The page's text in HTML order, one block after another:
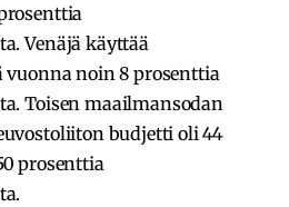
Venäjä käyttää
vuonna noin 8 prosenttia
Toisen maailmansodan
budjetti oli 44
prosenttia